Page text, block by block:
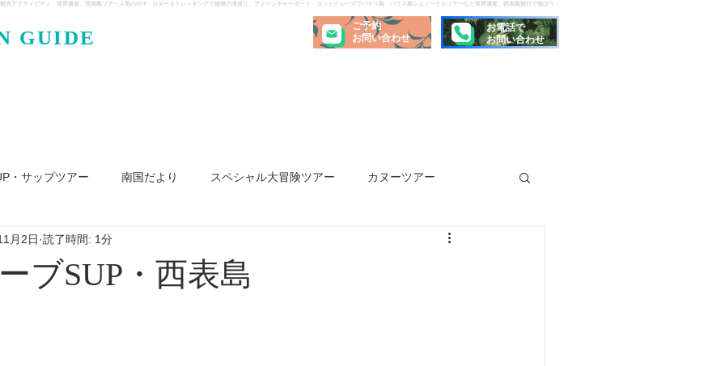
アクティビティ、世界遺産、西表島ツアー人気のSUP・カヌー＆トレッキングで秘境の滝巡り、アドベンチャーボート・ヨットクルーズでパナリ島・バラス島シュノーケルツアーなど世界遺産、西表島旅行で遊ぼう！
GUIDE
ご予約
お問い合わせ
お電話で
お問い合わせ
・サップツアー 南国だより スペシャル大冒険ツアー カヌーツアー
島 ヨット
ブSUP・西表島
月2日 読了時間: 1分